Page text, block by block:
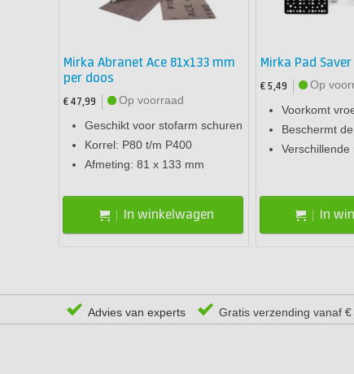
Mirka Abranet Ace 81x133 mm
per doos
€ 47,99
Op voorraad
Geschikt voor stofarm schuren
Korrel: P80 t/m P400
Afmeting: 81 x 133 mm
In winkelwagen
Mirka Pad Saver
€ 5,49
Op
Voorkomt
Beschermt
Verschillende
In
Advies van experts Gratis verzending vanaf